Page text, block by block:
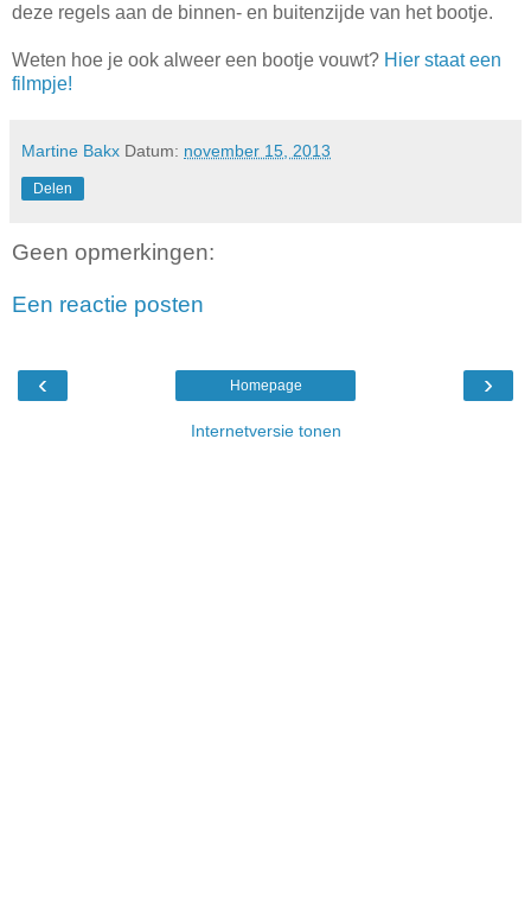
deze regels aan de binnen- en buitenzijde van het bootje.
Weten hoe je ook alweer een bootje vouwt? Hier staat een
filmpje!
Martine Bakx Datum: november 15, 2013
Delen
Geen opmerkingen:
Een reactie posten
‹ ›
Homepage
Internetversie tonen